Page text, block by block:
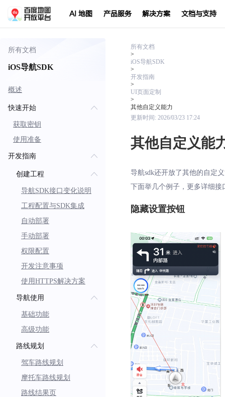
AI 地图 产品服务 解决方案 文档与支持
所有文档
iOS导航SDK
概述
快速开始
获取密钥
使用准备
开发指南
创建工程
导航SDK接口变化说明
工程配置与SDK集成
自动部署
手动部署
权限配置
开发注意事项
使用HTTPS解决方案
导航使用
基础功能
高级功能
路线规划
驾车路线规划
摩托车路线规划
路线结果页
所有文档
>
iOS导航SDK
>
开发指南
>
UI页面定制
>
其他自定义能力
更新时间: 2026/03/23 17:24
其他自定义能
导航sdk还开放了其他的自定
下面举几个例子，更多详细接
隐藏设置按钮